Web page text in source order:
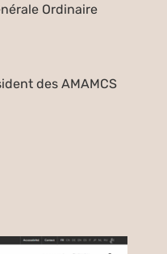
Ordinaire
des AMAMCS